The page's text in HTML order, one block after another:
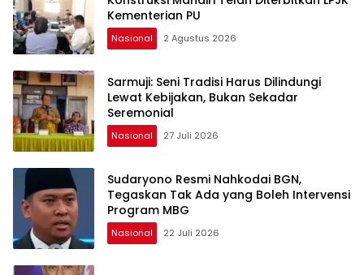
Kementerian PU
Nasional 2 Agustus 2026
Sarmuji: Seni Tradisi Harus Dilindungi
Lewat Kebijakan, Bukan Sekadar
Seremonial
Nasional 27 Juli 2026
Sudaryono Resmi Nahkodai BGN,
Tegaskan Tak Ada yang Boleh Intervensi
Program MBG
Nasional 22 Juli 2026